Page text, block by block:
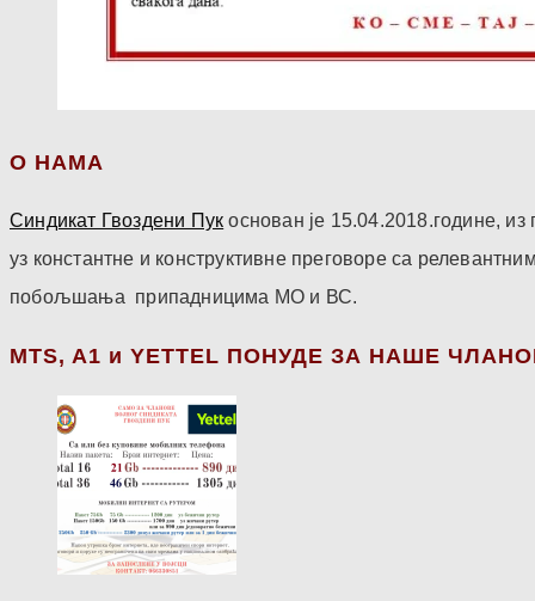
О НАМА
Синдикат Гвоздени Пук основан је 15.04.2018.године,
уз константне и конструктивне преговоре са
побољшања припадницима МО и ВС.
МТS, A1 и YETTEL ПОНУДЕ ЗА НАШЕ